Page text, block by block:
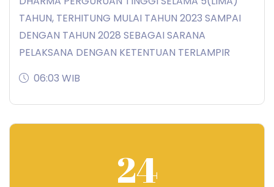
TAHUN, TERHITUNG MULAI TAHUN 2023 SAMPAI
DENGAN TAHUN 2028 SEBAGAI SARANA
PELAKSANA DENGAN KETENTUAN TERLAMPIR
06:03 WIB
24